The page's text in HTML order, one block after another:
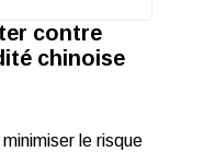
contre
chinoise
le risque